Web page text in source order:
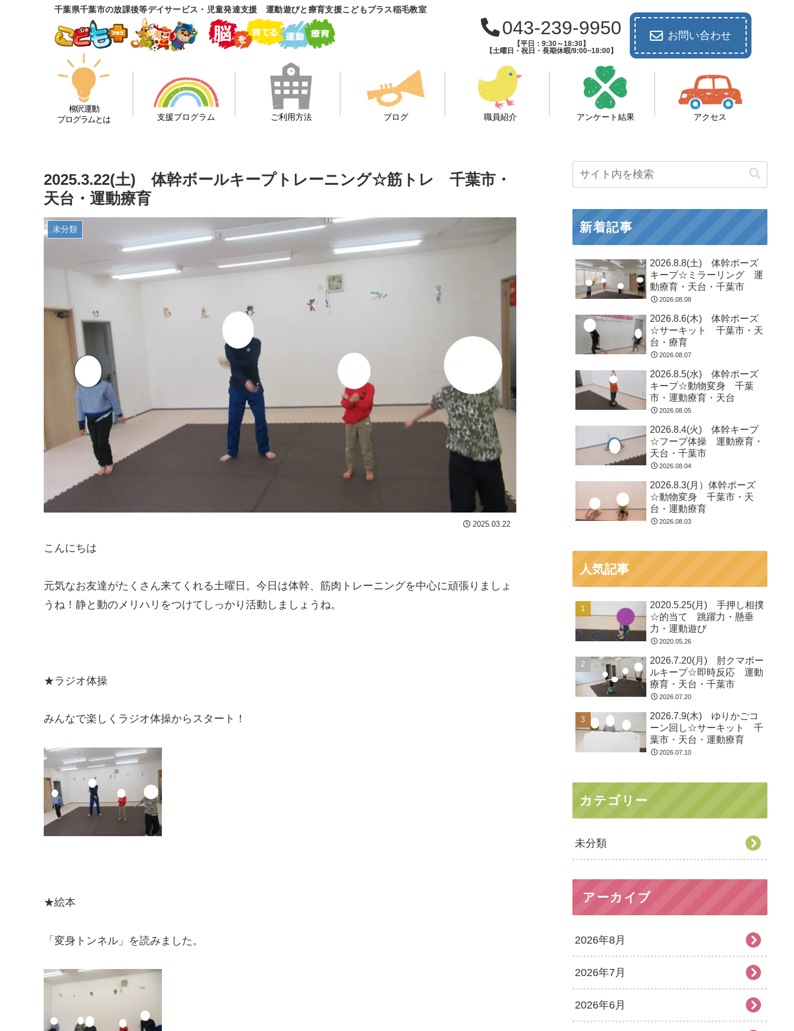
千葉県千葉市の放課後等デイサービス・児童発達支援 運動遊びと療育支援こどもプラス稲毛教室
043-239-9950
【平日：9:30～18:30】
【土曜日・祝日・長期休暇/9:00~18:00】
お問い合わせ
柳沢運動
プログラムとは
支援プログラム ご利用方法 ブログ 職員紹介 アンケート結果 アクセス
2025.3.22(土) 体幹ボールキープトレーニング☆筋トレ 千葉市・
天台・運動療育
未分類
2025.03.22
こんにちは
元気なお友達がたくさん来てくれる土曜日。今日は体幹、筋肉トレーニングを中心に頑張りましょ
うね！静と動のメリハリをつけてしっかり活動しましょうね。
★ラジオ体操
みんなで楽しくラジオ体操からスタート！
★絵本
「変身トンネル」を読みました。
新着記事
2026.8.8(土) 体幹ポーズ
キープ☆ミラーリング 運
動療育・天台・千葉市
2026.08.08
2026.8.6(木) 体幹ポーズ
☆サーキット 千葉市・天
台・療育
2026.08.07
2026.8.5(水) 体幹ポーズ
キープ☆動物変身 千葉
市・運動療育・天台
2026.08.05
2026.8.4(火) 体幹キープ
☆フープ体操 運動療育・
天台・千葉市
2026.08.04
2026.8.3(月）体幹ポーズ
☆動物変身 千葉市・天
台・運動療育
2026.08.03
人気記事
2020.5.25(月) 手押し相撲
☆的当て 跳躍力・懸垂
力・運動遊び
2020.05.26
2026.7.20(月) 肘クマボー
ルキープ☆即時反応 運動
療育・天台・千葉市
2026.07.20
2026.7.9(木) ゆりかごコ
ーン回し☆サーキット 千
葉市・天台・運動療育
2026.07.10
カテゴリー
未分類
アーカイブ
2026年8月
2026年7月
2026年6月